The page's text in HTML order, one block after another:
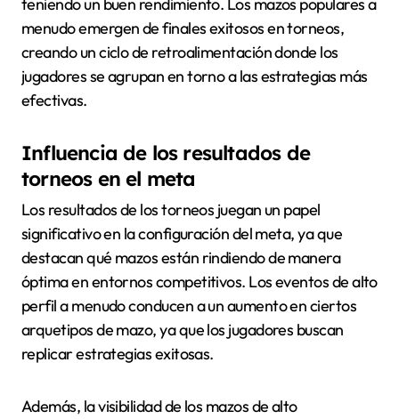
menudo emergen de finales exitosos en torneos,
creando un ciclo de retroalimentación donde los
jugadores se agrupan en torno a las estrategias más
efectivas.
Influencia de los resultados de
torneos en el meta
Los resultados de los torneos juegan un papel
significativo en la configuración del meta, ya que
destacan qué mazos están rindiendo de manera
óptima en entornos competitivos. Los eventos de alto
perfil a menudo conducen a un aumento en ciertos
arquetipos de mazo, ya que los jugadores buscan
replicar estrategias exitosas.
Además, la visibilidad de los mazos de alto